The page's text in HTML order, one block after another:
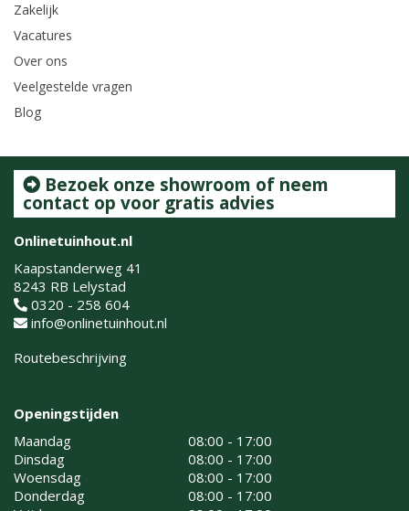
Zakelijk
Vacatures
Over ons
Veelgestelde vragen
Blog
Bezoek onze showroom of neem
contact op voor gratis advies
Onlinetuinhout.nl
Kaapstanderweg 41
8243 RB Lelystad
0320 - 258 604
info@onlinetuinhout.nl
Routebeschrijving
Openingstijden
Maandag
08:00 - 17:00
Dinsdag
08:00 - 17:00
Woensdag
08:00 - 17:00
Donderdag
08:00 - 17:00